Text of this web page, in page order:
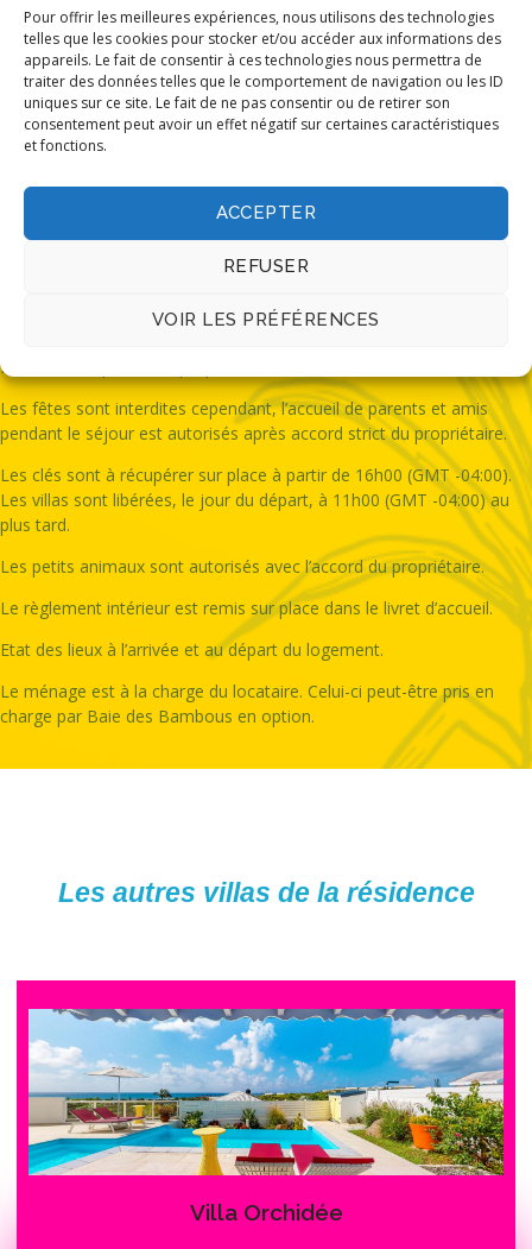
Pour offrir les meilleures expériences, nous utilisons des technologies
telles que les cookies pour stocker et/ou accéder aux informations des
appareils. Le fait de consentir à ces technologies nous permettra de
traiter des données telles que le comportement de navigation ou les ID
uniques sur ce site. Le fait de ne pas consentir ou de retirer son
consentement peut avoir un effet négatif sur certaines caractéristiques
et fonctions.
ACCEPTER
REFUSER
VOIR LES PRÉFÉRENCES
Basse saison Du 1er mai au 30 maiet du1er septembre au 30
novembre : 250€ la nuit (minimum 4 nuits)
a taxe de séjour2,40€ par adulte et par jour est à régler dès
réception du logement.
CautionUne caution de 500 € est réclamée pour toute location.
versée à la remise des clés. Cette somme sera restituée le jour du
départ après l’état des lieux.
Conditions de réservation
fruits, et un apéritif est proposé.
Les fêtes sont interdites cependant, l’accueil de parents et amis
pendant le séjour est autorisés après accord strict du propriétaire.
Les clés sont à récupérer sur place à partir de 16h00 (GMT -04:00).
Les villas sont libérées, le jour du départ, à 11h00 (GMT -04:00) au
plus tard.
Les petits animaux sont autorisés avec l’accord du propriétaire.
Le règlement intérieur est remis sur place dans le livret d’accueil.
Etat des lieux à l’arrivée et au départ du logement.
Le ménage est à la charge du locataire. Celui-ci peut-être pris en
charge par Baie des Bambous en option.
Les autres villas de la résidence
Villa Orchidée